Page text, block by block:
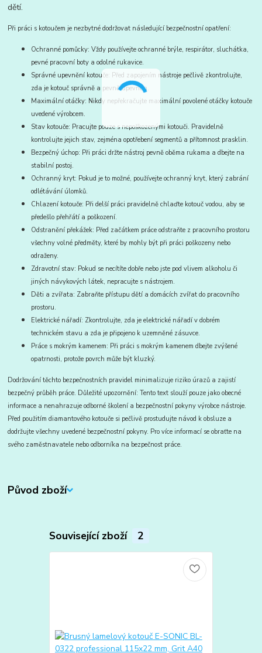
dětí.
Při práci s kotoučem je nezbytné dodržovat následující bezpečnostní opatření:
Ochranné pomůcky: Vždy používejte ochranné brýle, respirátor, sluchátka,
pevné pracovní boty a odolné rukavice.
Správné upevnění kotouče: Před zapojením nástroje pečlivě zkontrolujte,
zda je kotouč správně a pevně upevněn.
Maximální otáčky: Nikdy nepřekračujte maximální povolené otáčky kotouče
uvedené výrobcem.
Stav kotouče: Pracujte pouze s nepoškozenými kotouči. Pravidelně
kontrolujte jejich stav, zejména opotřebení segmentů a přítomnost prasklin.
Bezpečný úchop: Při práci držte nástroj pevně oběma rukama a dbejte na
stabilní postoj.
Ochranný kryt: Pokud je to možné, používejte ochranný kryt, který zabrání
odlétávání úlomků.
Chlazení kotouče: Při delší práci pravidelně chlaďte kotouč vodou, aby se
předešlo přehřátí a poškození.
Odstranění překážek: Před začátkem práce odstraňte z pracovního prostoru
všechny volné předměty, které by mohly být při práci poškozeny nebo
odraženy.
Zdravotní stav: Pokud se necítíte dobře nebo jste pod vlivem alkoholu či
jiných návykových látek, nepracujte s nástrojem.
Děti a zvířata: Zabraňte přístupu dětí a domácích zvířat do pracovního
prostoru.
Elektrické nářadí: Zkontrolujte, zda je elektrické nářadí v dobrém
technickém stavu a zda je připojeno k uzemněné zásuvce.
Práce s mokrým kamenem: Při práci s mokrým kamenem dbejte zvýšené
opatrnosti, protože povrch může být kluzký.
Dodržování těchto bezpečnostních pravidel minimalizuje riziko úrazů a zajistí
bezpečný průběh práce. Důležité upozornění: Tento text slouží pouze jako obecné
informace a nenahrazuje odborné školení a bezpečnostní pokyny výrobce nástroje.
Před použitím diamantového kotouče si pečlivě prostudujte návod k obsluze a
dodržujte všechny uvedené bezpečnostní pokyny. Pro více informací se obraťte na
svého zaměstnavatele nebo odborníka na bezpečnost práce.
Původ zboží
Související zboží 2